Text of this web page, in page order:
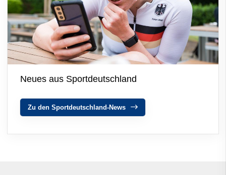
Neues aus Sportdeutschland
Zu den Sportdeutschland-News